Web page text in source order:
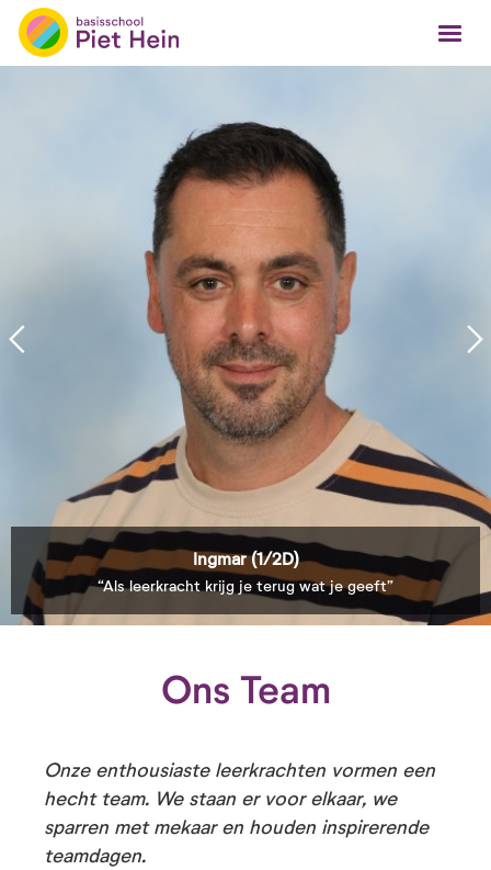
Yvette (1/2E)
“Soms zie je bij een kind echt het lampje aangaan”
Ons Team
Onze enthousiaste leerkrachten vormen een
hecht team. We staan er voor elkaar, we
sparren met mekaar en houden inspirerende
teamdagen.